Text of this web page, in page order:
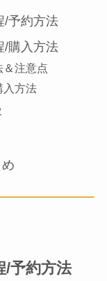
/予約方法
/購入方法
＆注意点
入方法
/予約方法